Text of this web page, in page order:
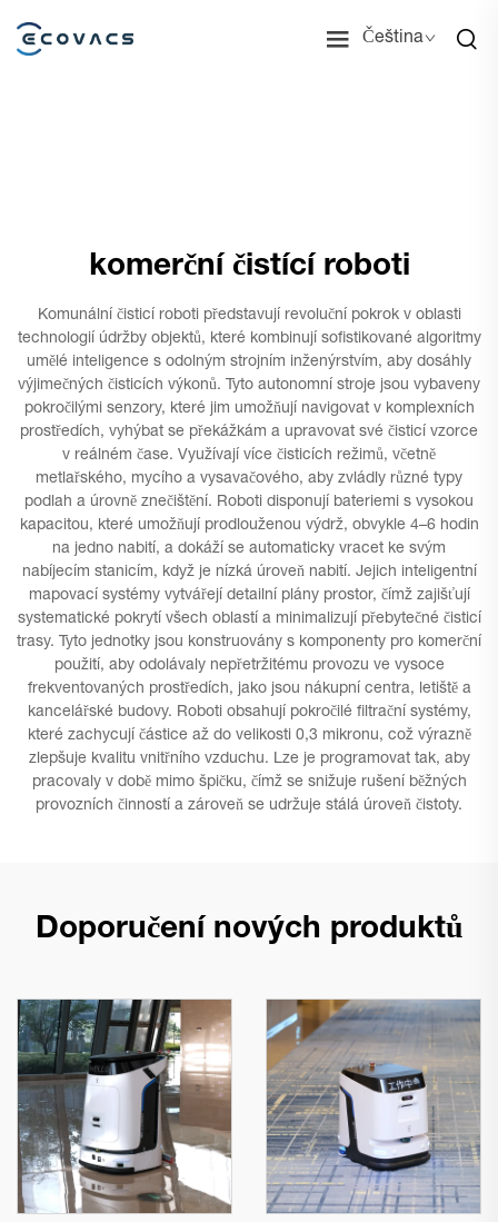
Čeština
komerční čistící roboti
Komunální čisticí roboti představují revoluční pokrok v oblasti
technologií údržby objektů, které kombinují sofistikované algoritmy
umělé inteligence s odolným strojním inženýrstvím, aby dosáhly
výjimečných čisticích výkonů. Tyto autonomní stroje jsou vybaveny
pokročilými senzory, které jim umožňují navigovat v komplexních
prostředích, vyhýbat se překážkám a upravovat své čisticí vzorce
v reálném čase. Využívají více čisticích režimů, včetně
metlařského, mycího a vysavačového, aby zvládly různé typy
podlah a úrovně znečištění. Roboti disponují bateriemi s vysokou
kapacitou, které umožňují prodlouženou výdrž, obvykle 4–6 hodin
na jedno nabití, a dokáží se automaticky vracet ke svým
nabíjecím stanicím, když je nízká úroveň nabití. Jejich inteligentní
mapovací systémy vytvářejí detailní plány prostor, čímž zajišťují
systematické pokrytí všech oblastí a minimalizují přebytečné čisticí
trasy. Tyto jednotky jsou konstruovány s komponenty pro komerční
použití, aby odolávaly nepřetržitému provozu ve vysoce
frekventovaných prostředích, jako jsou nákupní centra, letiště a
kancelářské budovy. Roboti obsahují pokročilé filtrační systémy,
které zachycují částice až do velikosti 0,3 mikronu, což výrazně
zlepšuje kvalitu vnitřního vzduchu. Lze je programovat tak, aby
pracovaly v době mimo špičku, čímž se snižuje rušení běžných
provozních činností a zároveň se udržuje stálá úroveň čistoty.
Doporučení nových produktů